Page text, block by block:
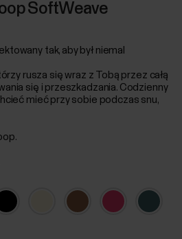
SoftWeave
tak, aby był niemal
rusza się wraz z Tobą przez całą
się i przeszkadzania. Codzienny
mieć przy sobie podczas snu,